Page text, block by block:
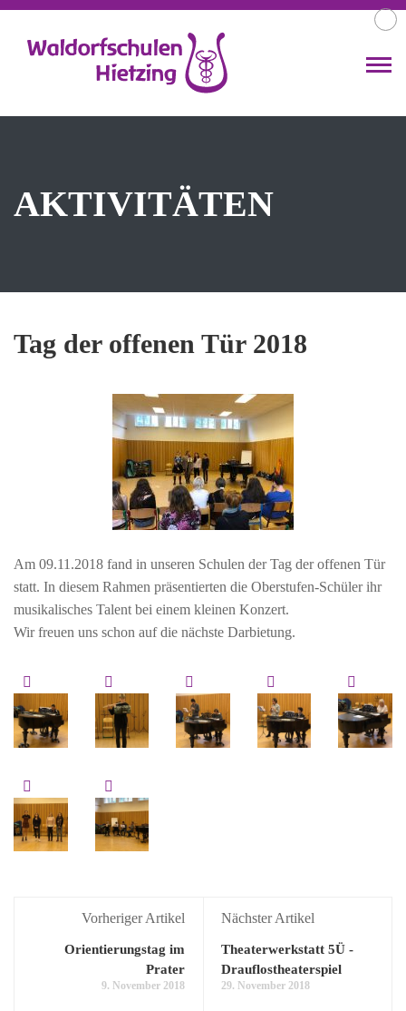
AKTIVITÄTEN
Tag der offenen Tür 2018
Am 09.11.2018 fand in unseren Schulen der Tag der offenen Tür
statt. In diesem Rahmen präsentierten die Oberstufen-Schüler ihr
musikalisches Talent bei einem kleinen Konzert.
Wir freuen uns schon auf die nächste Darbietung.
Vorheriger Artikel
Orientierungstag im
Prater
9. November 2018
Nächster Artikel
Theaterwerkstatt 5Ü -
Drauflostheaterspiel
29. November 2018